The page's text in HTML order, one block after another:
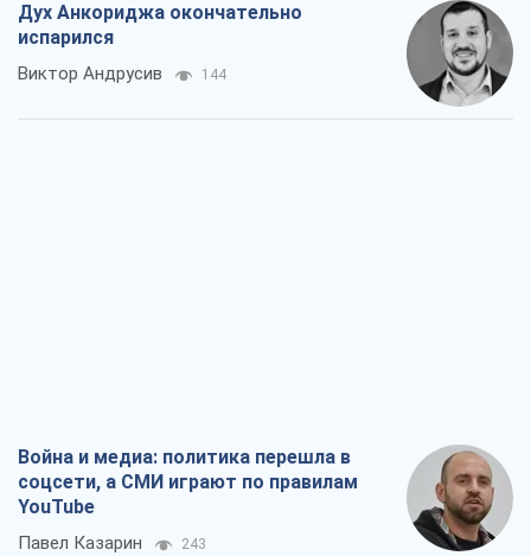
Дух Анкориджа окончательно
испарился
Виктор Андрусив 144
Война и медиа: политика перешла в
соцсети, а СМИ играют по правилам
YouTube
Павел Казарин 243